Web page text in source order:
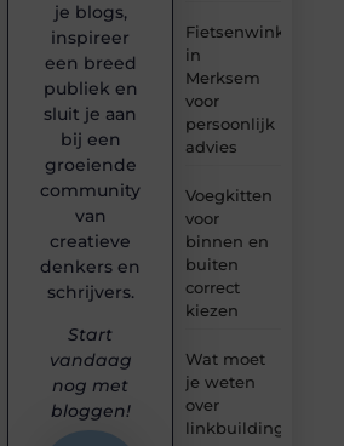
Fietsenwinkel
in
Merksem
voor
persoonlijk
advies
Voegkitten
voor
binnen en
buiten
correct
kiezen
Wat moet
je weten
over
linkbuilding?
je blogs,
inspireer
een breed
publiek en
sluit je aan
bij een
groeiende
community
van
creatieve
denkers en
schrijvers.
Start
vandaag
nog met
bloggen!